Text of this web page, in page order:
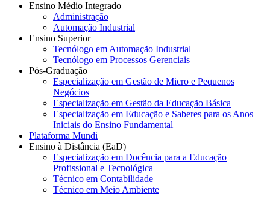
Ensino Médio Integrado
Administração
Automação Industrial
Ensino Superior
Tecnólogo em Automação Industrial
Tecnólogo em Processos Gerenciais
Pós-Graduação
Especialização em Gestão de Micro e Pequenos
Negócios
Especialização em Gestão da Educação Básica
Especialização em Educação e Saberes para os Anos
Iniciais do Ensino Fundamental
Plataforma Mundi
Ensino à Distância (EaD)
Especialização em Docência para a Educação
Profissional e Tecnológica
Técnico em Contabilidade
Técnico em Meio Ambiente